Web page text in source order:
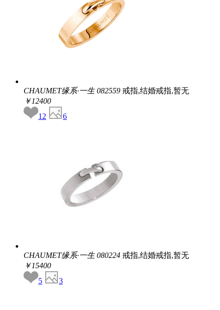
CHAUMET缘系·一生 082559 戒指,结婚戒指,暂无
￥12400
12
6
CHAUMET缘系·一生 080224 戒指,结婚戒指,暂无
￥15400
5
3